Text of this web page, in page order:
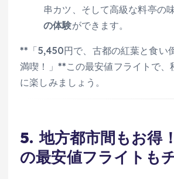
串カツ、そして高級な料亭の味
の体験ができます。
**「5,450円で、古都の紅葉と食い
満喫！」**この最安値フライトで、
に楽しみましょう。
5. 地方都市間もお得
の最安値フライトも